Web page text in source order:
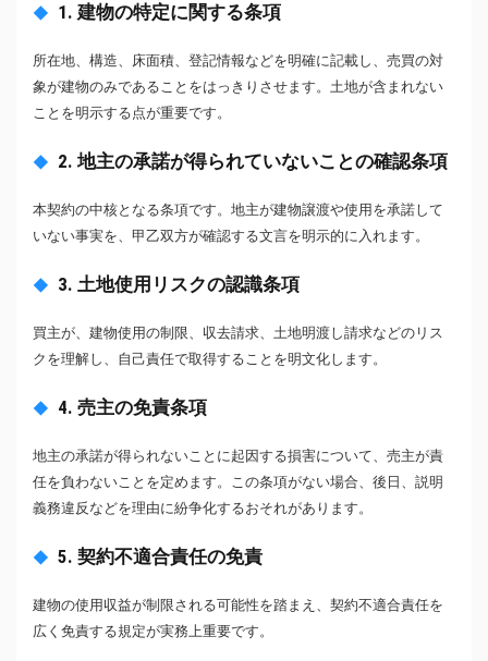
1. 建物の特定に関する条項
所在地、構造、床面積、登記情報などを明確に記載し、売買の対
象が建物のみであることをはっきりさせます。土地が含まれない
ことを明示する点が重要です。
2. 地主の承諾が得られていないことの確認条項
本契約の中核となる条項です。地主が建物譲渡や使用を承諾して
いない事実を、甲乙双方が確認する文言を明示的に入れます。
3. 土地使用リスクの認識条項
買主が、建物使用の制限、収去請求、土地明渡し請求などのリス
クを理解し、自己責任で取得することを明文化します。
4. 売主の免責条項
地主の承諾が得られないことに起因する損害について、売主が責
任を負わないことを定めます。この条項がない場合、後日、説明
義務違反などを理由に紛争化するおそれがあります。
5. 契約不適合責任の免責
建物の使用収益が制限される可能性を踏まえ、契約不適合責任を
広く免責する規定が実務上重要です。